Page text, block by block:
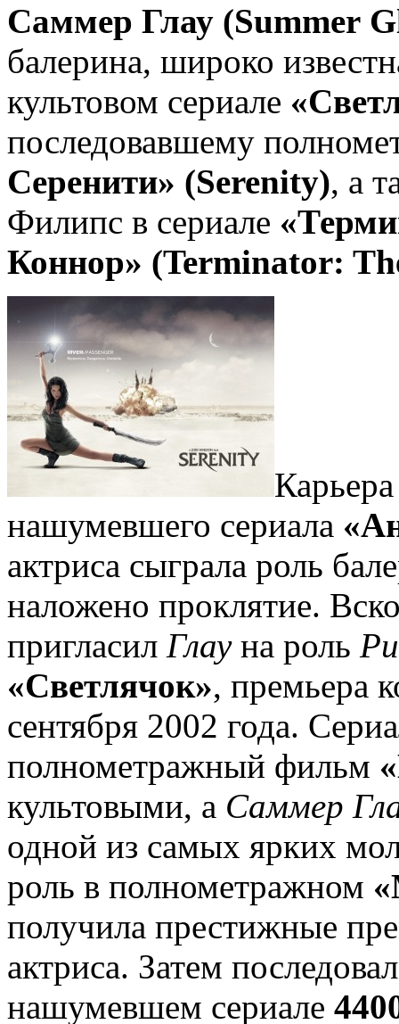
Саммер Глау (Summer
балерина, широко
культовом сериале
последовавшему
Серенити» (Serenity), а
Филипс в сериале
Коннор» (Terminator:
нашумевшего сериала
актриса сыграла роль
наложено проклятие.
пригласил Глауна роль
«Светлячок», премьера
сентября 2002 года.
полнометражный фильм
культовыми, а Саммер
одной из самых ярких
роль в полнометражном
получила престижные
актриса. Затем
нашумевшем сериале